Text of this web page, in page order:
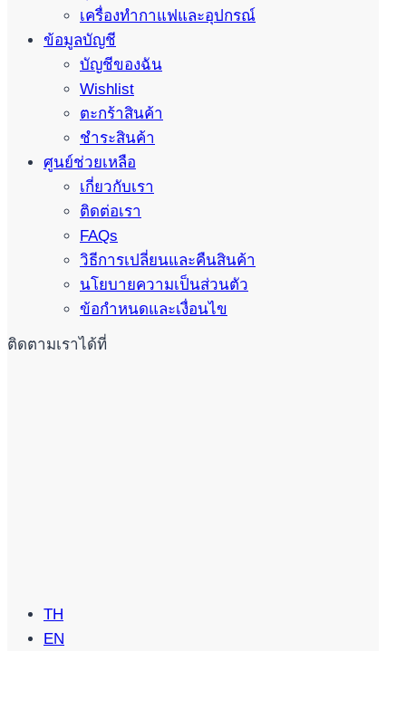
เครื่องทำกาแฟและอุปกรณ์
ข้อมูลบัญชี
บัญชีของฉัน
Wishlist
ตะกร้าสินค้า
ชำระสินค้า
ศูนย์ช่วยเหลือ
เกี่ยวกับเรา
ติดต่อเรา
FAQs
วิธีการเปลี่ยนและคืนสินค้า
นโยบายความเป็นส่วนตัว
ข้อกำหนดและเงื่อนไข
ติดตามเราได้ที่
TH
EN